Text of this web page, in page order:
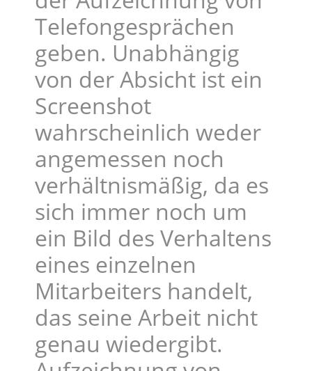
Telefongesprächen
geben. Unabhängig
von der Absicht ist ein
Screenshot
wahrscheinlich weder
angemessen noch
verhältnismäßig, da es
sich immer noch um
ein Bild des Verhaltens
eines einzelnen
Mitarbeiters handelt,
das seine Arbeit nicht
genau wiedergibt.